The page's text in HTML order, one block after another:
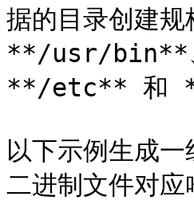
据的目录创建
**/usr/bin**
**/etc** 和
以下示例生成
二进制文件对